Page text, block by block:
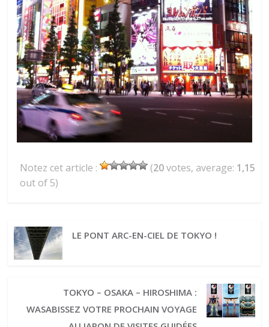
Notez cet article : (20votes, average: 1,15
out of 5)
LE PONT ARC-EN-CIEL DE TOKYO !
TOKYO – OSAKA – HIROSHIMA :
WASABISSEZ VOTRE PROCHAIN VOYAGE